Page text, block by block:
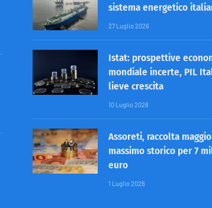
sistema energetico
27 Luglio 2026
Istat: prospettive
mondiale incerte, PIL
lieve crescita
10 Luglio 2026
Assoreti, raccolta
massimo storico per 7
euro
1 Luglio 2026